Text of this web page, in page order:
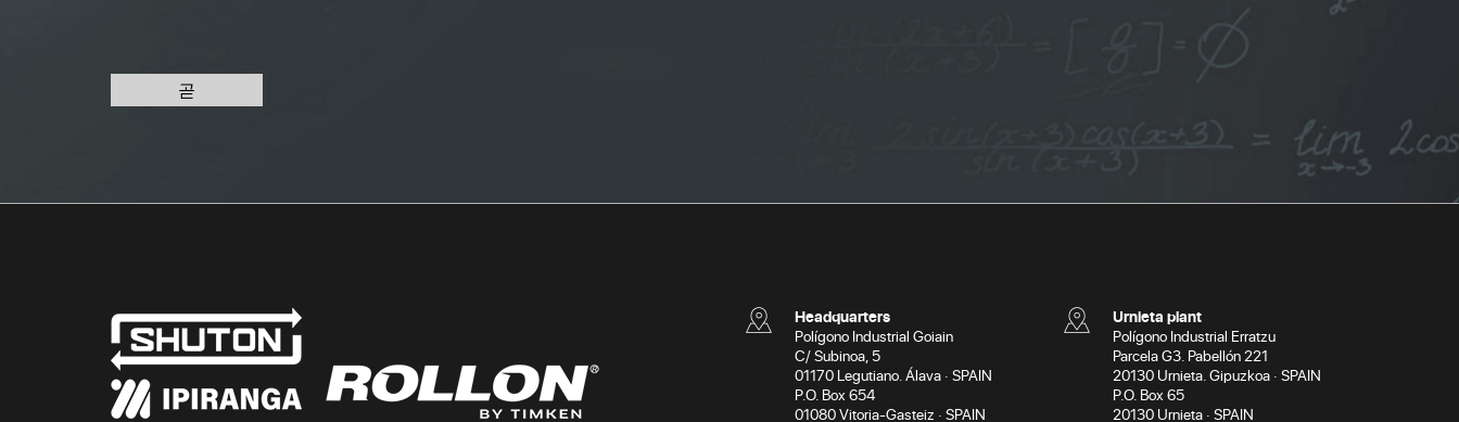
곧
Headquarters
Polígono Industrial Goiain
C/ Subinoa, 5
01170 Legutiano. Álava · SPAIN
P.O. Box 654
01080 Vitoria-Gasteiz · SPAIN
Urnieta plant
Polígono Industrial Erratzu
Parcela G3. Pabellón 221
20130 Urnieta. Gipuzkoa · SPAIN
P.O. Box 65
20130 Urnieta · SPAIN